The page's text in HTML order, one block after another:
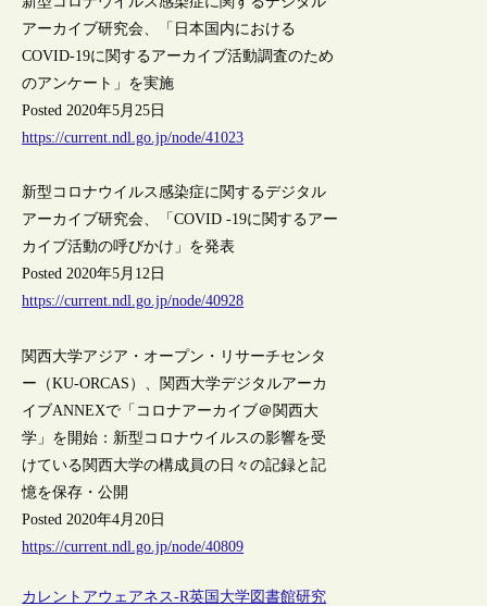
アーカイブ研究会、「日本国内における
COVID-19に関するアーカイブ活動調査のため
のアンケート」を実施
Posted 2020年5月25日
https://current.ndl.go.jp/node/41023
新型コロナウイルス感染症に関するデジタル
アーカイブ研究会、「COVID -19に関するアー
カイブ活動の呼びかけ」を発表
Posted 2020年5月12日
https://current.ndl.go.jp/node/40928
関西大学アジア・オープン・リサーチセンタ
ー（KU-ORCAS）、関西大学デジタルアーカ
イブANNEXで「コロナアーカイブ＠関西大
学」を開始：新型コロナウイルスの影響を受
けている関西大学の構成員の日々の記録と記
憶を保存・公開
Posted 2020年4月20日
https://current.ndl.go.jp/node/40809
カレントアウェアネス-R英国 大学図書館研究